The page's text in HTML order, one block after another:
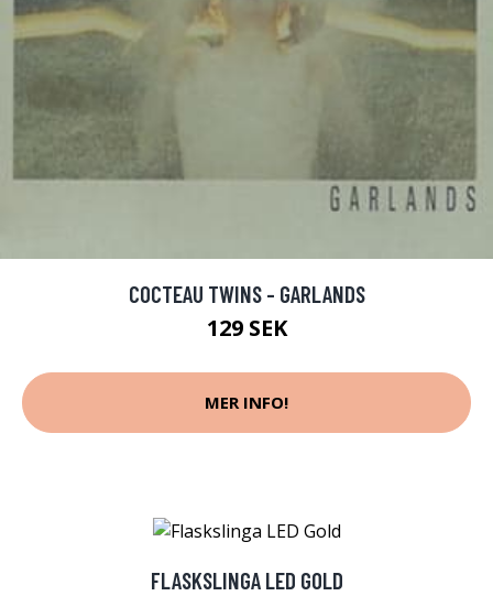
COCTEAU TWINS - GARLANDS
129 SEK
MER INFO!
FLASKSLINGA LED GOLD